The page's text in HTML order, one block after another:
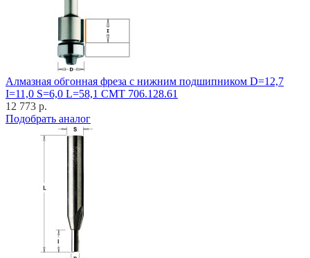
Алмазная обгонная фреза с нижним подшипником D=12,7
I=11,0 S=6,0 L=58,1 CMT 706.128.61
12 773 р.
Подобрать аналог